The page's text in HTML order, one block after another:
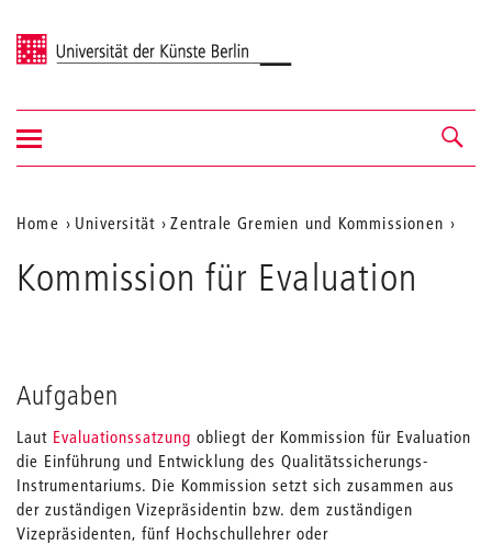
Universität der Künste Berlin
Navigation &
Suche
Navigation
ein-/ausblenden
Aktuelle
Position
auf
Home Universität Zentrale Gremien und Kommissionen
Kommission für Evaluation
Aufgaben
Laut Evaluationssatzung obliegt der Kommission für Evaluation
die Einführung und Entwicklung des Qualitätssicherungs-
Instrumentariums. Die Kommission setzt sich zusammen aus
der zuständigen Vizepräsidentin bzw. dem zuständigen
Vizepräsidenten, fünf Hochschullehrer oder